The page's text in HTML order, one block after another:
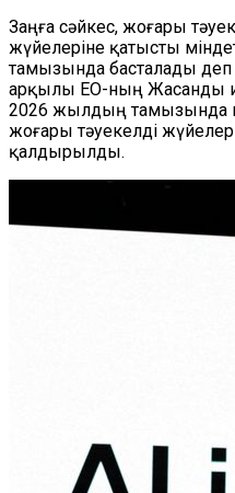
Заңға сәйкес, жоғары
жүйелеріне қатысты
тамызында басталады деп
арқылы ЕО-ның Жасанды
2026 жылдың тамызында
жоғары тәуекелді
қалдырылды.